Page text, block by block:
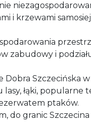
i krzewami
zabudowy i
Dobra Szczecińska
lasy, łąki, popularne
ptaków.
do granic Szczecina